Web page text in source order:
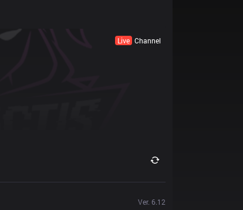
Live Channel
Ver. 6.12